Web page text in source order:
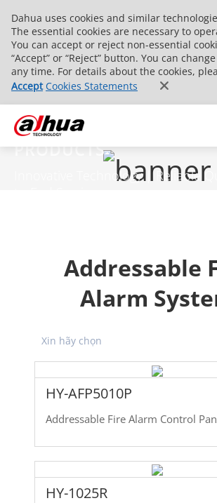
Dahua uses cookies and similar
The essential cookies are necessary to
You can accept or reject non-essential
“Accept” or “Reject” button. You can
any time. For details about the cookies,
Accept Cookies Statements
PRODUCTS
Innovative Technology | Reliable
Addressable
Alarm
HY-AFP5010P
Addressable Fire Alarm Control
HY-1025R